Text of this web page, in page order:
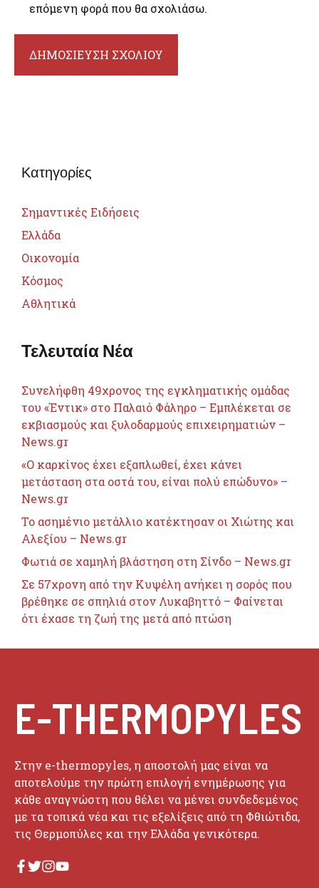
επόμενη φορά που θα σχολιάσω.
Κατηγορίες
Σημαντικές Ειδήσεις
Ελλάδα
Οικονομία
Κόσμος
Αθλητικά
Τελευταία Νέα
Συνελήφθη 49χρονος της εγκληματικής ομάδας
του «Έντικ» στο Παλαιό Φάληρο – Εμπλέκεται σε
εκβιασμούς και ξυλοδαρμούς επιχειρηματιών –
News.gr
«Ο καρκίνος έχει εξαπλωθεί, έχει κάνει
μετάσταση στα οστά του, είναι πολύ επώδυνο» –
News.gr
Το ασημένιο μετάλλιο κατέκτησαν οι Χιώτης και
Αλεξίου – News.gr
Φωτιά σε χαμηλή βλάστηση στη Σίνδο – News.gr
Σε 57χρονη από την Κυψέλη ανήκει η σορός που
βρέθηκε σε σπηλιά στον Λυκαβηττό – Φαίνεται
ότι έχασε τη ζωή της μετά από πτώση
E-THERMOPYLES
Στην e-thermopyles, η αποστολή μας είναι να
αποτελούμε την πρώτη επιλογή ενημέρωσης για
κάθε αναγνώστη που θέλει να μένει συνδεδεμένος
με τα τοπικά νέα και τις εξελίξεις από τη Φθιώτιδα,
τις Θερμοπύλες και την Ελλάδα γενικότερα.